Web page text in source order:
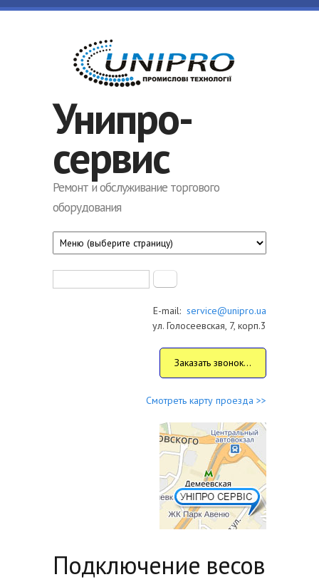
Перейти к основному содержанию
Унипро-
сервис
Ремонт и обслуживание торгового
оборудования
Поиск
E-mail: service@unipro.ua
ул. Голосеевская, 7, корп.3
Заказать звонок...
Смотреть карту проезда >>
Подключение весов